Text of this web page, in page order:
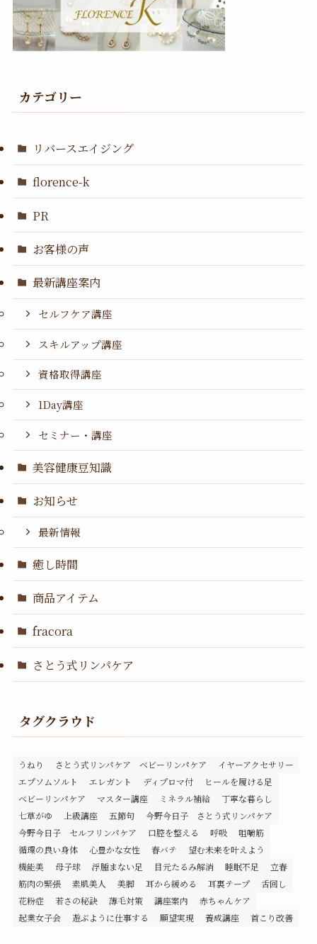
カテゴリー
リバースエイジング
florence-k
PR
お客様の声
最新講座案内
セルフケア講座
スキルアップ講座
資格取得講座
1Day講座
セミナー・講座
美容健康豆知識
お知らせ
最新情報
癒し時間
商品アイテム
fracora
さとう式リンパケア
タグクラウド
うねり さとう式リンパケア ベビーリンパケア
イヤーアクセサリー
エプソムソルト
エレガント ディプロマ付
ヒールを履ける足
ベビーリンパケア
マスター講座 ミネラル補給
丁寧な暮らし
七草がゆ
上級講座 五節句
今野今日子 さとう式リンパケア
今野今日子 セルフリンパケア
口腔を整える 呼吸
咀嚼筋
循環の良い身体
心豊かな女性 春バテ
望む未来を叶えよう
機能美
母子球 浮腫まない足 目元たるみ解消 睡眠不足
立春
筋肉の緊張
素肌美人 美脚 耳から緩める 耳裏テープ
舌回し
花粉症
若さの秘訣 薄毛対策 講座案内
赤ちゃんケア
起業女子会
遊ぶように仕事する 願望実現 養成講座 首こり改善